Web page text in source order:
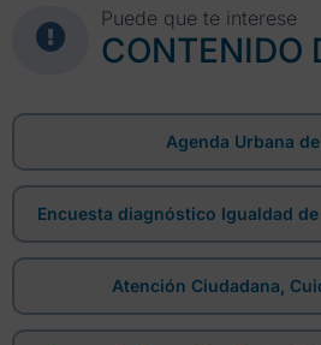
Puede que te interese
CONTENIDO
Agenda Urbana
Encuesta diagnóstico Igualdad
Atención Ciudadana,